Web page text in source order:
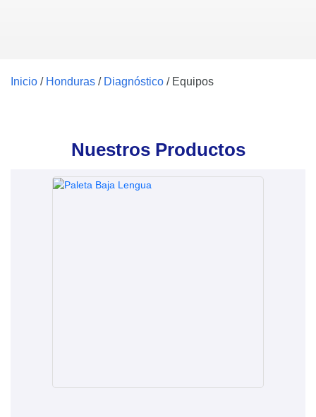
Inicio / Honduras / Diagnóstico / Equipos
Nuestros Productos